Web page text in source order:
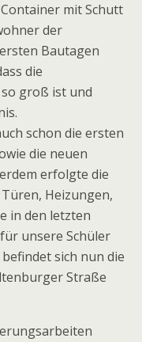
mit Schutt
der
Bautagen
die
groß ist und
schon die ersten
die neuen
erfolgte die
Heizungen,
in den letzten
unsere Schüler
sich nun die
Straße